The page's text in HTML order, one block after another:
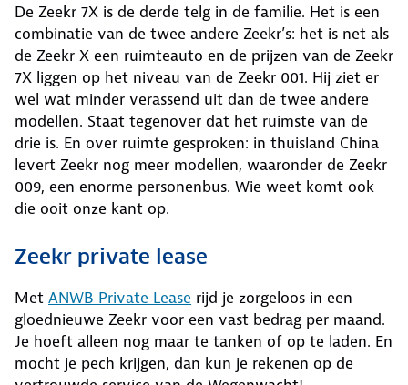
De Zeekr 7X is de derde telg in de familie. Het is een
combinatie van de twee andere Zeekr’s: het is net als
de Zeekr X een ruimteauto en de prijzen van de Zeekr
7X liggen op het niveau van de Zeekr 001. Hij ziet er
wel wat minder verassend uit dan de twee andere
modellen. Staat tegenover dat het ruimste van de
drie is. En over ruimte gesproken: in thuisland China
levert Zeekr nog meer modellen, waaronder de Zeekr
009, een enorme personenbus. Wie weet komt ook
die ooit onze kant op.
Zeekr private lease
Met ANWB Private Lease rijd je zorgeloos in een
gloednieuwe Zeekr voor een vast bedrag per maand.
Je hoeft alleen nog maar te tanken of op te laden. En
mocht je pech krijgen, dan kun je rekenen op de